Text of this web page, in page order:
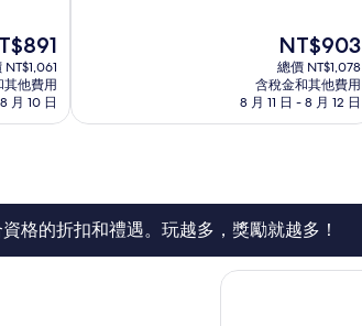
NT$1,061
其他費用
月 10 日
讚，
論
現
在
價
格
為
NT$903
總價 NT$1,078
含稅金和其他費用
8 月 11 日 - 8 月 12 日
格的折扣和禮遇。玩越多，獎勵就越多！